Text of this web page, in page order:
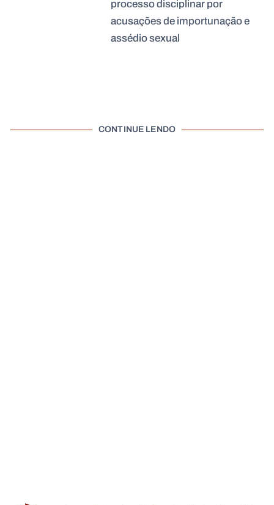
processo disciplinar por
acusações de importunação e
assédio sexual
CONTINUE LENDO